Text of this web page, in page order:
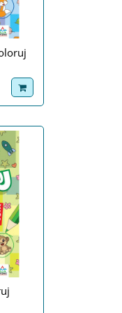
dodaj do koszyka